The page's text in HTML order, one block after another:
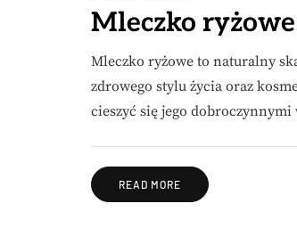
Mleczko
Mleczko ryżowe to naturalny
zdrowego stylu życia oraz
cieszyć się jego
READ MORE